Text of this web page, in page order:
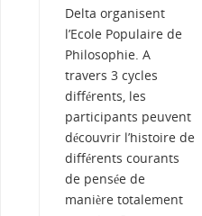
Delta organisent
l’Ecole Populaire de
Philosophie. A
travers 3 cycles
différents, les
participants peuvent
découvrir l’histoire de
différents courants
de pensée de
manière totalement